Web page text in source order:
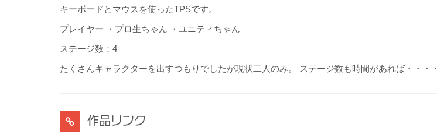
キーボードとマウスを使ったTPSです。
プレイヤー ・プロ生ちゃん ・ユニティちゃん
ステージ数：4
たくさんキャラクターを出すつもりでしたが現状二人のみ。 ステージ数も時間があれば・・・・
作品リンク